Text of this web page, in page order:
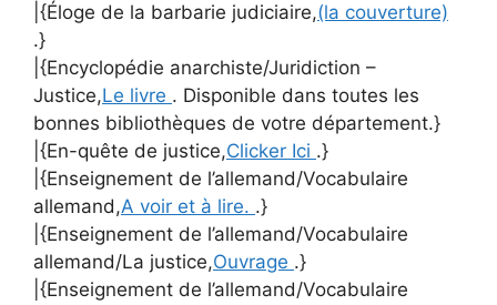
|{Éloge de la barbarie judiciaire,(la couverture)
.}
|{Encyclopédie anarchiste/Juridiction –
Justice,Le livre . Disponible dans toutes les
bonnes bibliothèques de votre département.}
|{En-quête de justice,Clicker Ici .}
|{Enseignement de l’allemand/Vocabulaire
allemand,A voir et à lire. .}
|{Enseignement de l’allemand/Vocabulaire
allemand/La justice,Ouvrage .}
|{Enseignement de l’allemand/Vocabulaire